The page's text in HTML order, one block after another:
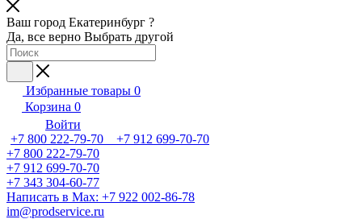
Ваш город Екатеринбург ?
Да, все верно Выбрать другой
Избранные товары 0
Корзина 0
Войти
+7 800 222-79-70 +7 912 699-70-70
+7 800 222-79-70
+7 912 699-70-70
+7 343 304-60-77
Написать в Max: +7 922 002-86-78
im@prodservice.ru